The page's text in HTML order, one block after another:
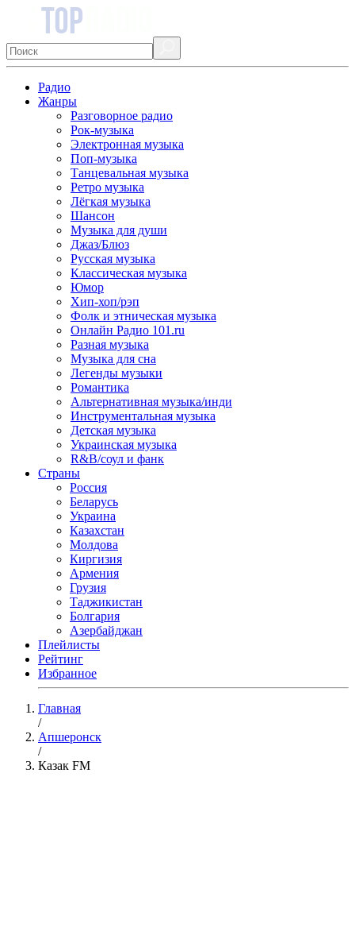
Радио
Жанры
Разговорное радио
Рок-музыка
Электронная музыка
Поп-музыка
Танцевальная музыка
Ретро музыка
Лёгкая музыка
Шансон
Музыка для души
Джаз/Блюз
Русская музыка
Классическая музыка
Юмор
Хип-хоп/рэп
Фолк и этническая музыка
Онлайн Радио 101.ru
Разная музыка
Музыка для сна
Легенды музыки
Романтика
Альтернативная музыка/инди
Инструментальная музыка
Детская музыка
Украинская музыка
R&B/cоул и фанк
Страны
Россия
Беларусь
Украина
Казахстан
Молдова
Киргизия
Армения
Грузия
Таджикистан
Болгария
Азербайджан
Плейлисты
Рейтинг
Избранное
Главная
/
Апшеронск
/
Казак FM